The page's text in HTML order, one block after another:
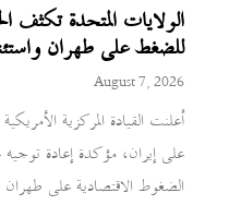
الولايات المتحدة تكثف
للضغط على طهران
August 7, 2026
أعلنت القيادة المركزية
على إيران، مؤكدة إعادة
الضغوط الاقتصادية على طهران